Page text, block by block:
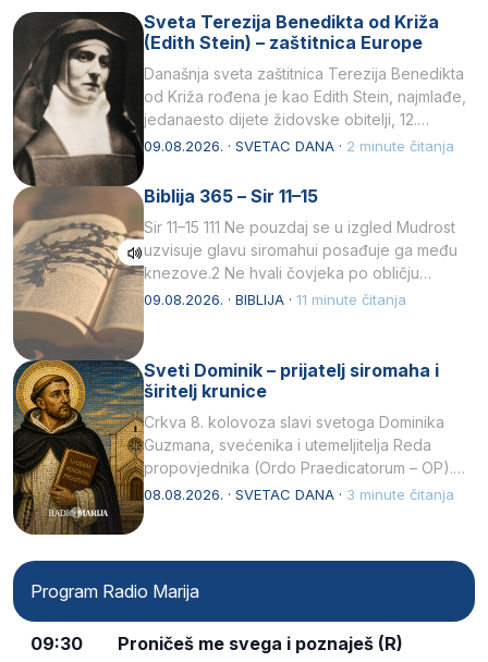
Sveta Terezija Benedikta od Križa
(Edith Stein) – zaštitnica Europe
Današnja sveta zaštitnica Terezija Benedikta
od Križa rođena je kao Edith Stein, najmlađe,
jedanaesto dijete židovske obitelji, 12.
listopada 1891, u Wrocławu…
09.08.2026. · SVETAC DANA · 2 minute čitanja
Biblija 365 – Sir 11–15
Sir 11–15 111 Ne pouzdaj se u izgled Mudrost
uzvisuje glavu siromahui posađuje ga među
knezove.2 Ne hvali čovjeka po obličju
njegovui…
09.08.2026. · BIBLIJA · 11 minute čitanja
Sveti Dominik – prijatelj siromaha i
širitelj krunice
Crkva 8. kolovoza slavi svetoga Dominika
Guzmana, svećenika i utemeljitelja Reda
propovjednika (Ordo Praedicatorum – OP).
Svojim životom, dubokom ljubavlju prema
08.08.2026. · SVETAC DANA · 3 minute čitanja
Program Radio Marija
09:30 Proničeš me svega i poznaješ (R)